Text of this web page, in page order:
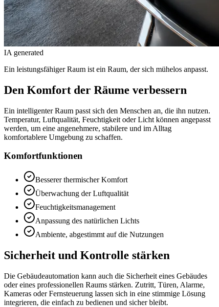
IA generated
Ein leistungsfähiger Raum ist ein Raum, der sich mühelos anpasst.
Den Komfort der Räume verbessern
Ein intelligenter Raum passt sich den Menschen an, die ihn nutzen.
Temperatur, Luftqualität, Feuchtigkeit oder Licht können angepasst
werden, um eine angenehmere, stabilere und im Alltag
komfortablere Umgebung zu schaffen.
Komfortfunktionen
Besserer thermischer Komfort
Überwachung der Luftqualität
Feuchtigkeitsmanagement
Anpassung des natürlichen Lichts
Ambiente, abgestimmt auf die Nutzungen
Sicherheit und Kontrolle stärken
Die Gebäudeautomation kann auch die Sicherheit eines Gebäudes
oder eines professionellen Raums stärken. Zutritt, Türen, Alarme,
Kameras oder Fernsteuerung lassen sich in eine stimmige Lösung
integrieren, die einfach zu bedienen und sicher bleibt.